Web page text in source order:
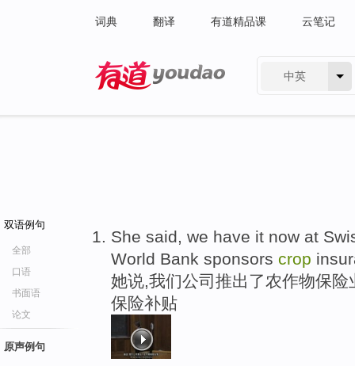
词典 翻译 有道精品课 云笔记
中英
双语例句
全部
口语
书面语
论文
原声例句
She said, we have it now at
World Bank sponsors crop
她说,我们公司推出了农作物保
保险补贴